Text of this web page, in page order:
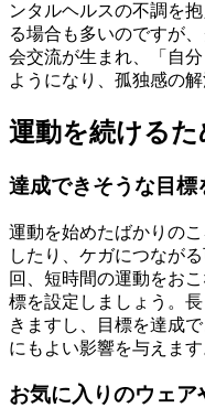
ンタルヘルスの不調を
る場合も多いのですが
会交流が生まれ、「自
ようになり、孤独感の
運動を続ける
達成できそうな目標
運動を始めたばかりの
したり、ケガにつなが
回、短時間の運動をお
標を設定しましょう。
きますし、目標を達成
にもよい影響を与えます
お気に入りのウェ